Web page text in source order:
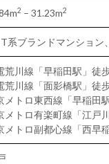
2 – 31.23m2
系ブランドマンション
荒川線「早稲田駅」徒
荒川線「面影橋駅」徒
メトロ東西線「早稲田
メトロ有楽町線「江戸
メトロ副都心線「西早